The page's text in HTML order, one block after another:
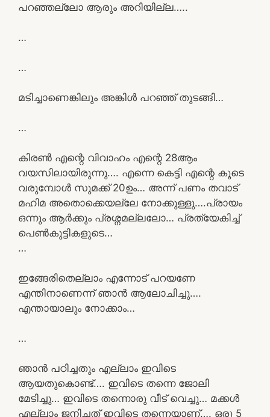
പറഞ്ഞല്ലോ ആരും അറിയില്ല…..
…
…
മടിച്ചാണെങ്കിലും അങ്കിൾ പറഞ്ഞ് തുടങ്ങി…
…
കിരൺ എന്റെ വിവാഹം എന്റെ 28ആം
വയസിലായിരുന്നു…. എന്നെ കെട്ടി എന്റെ കൂടെ
വരുമ്പോൾ സുമക്ക് 20ഉം… അന്ന് പണം തവാട്
മഹിമ അതൊക്കെയല്ലേ നോക്കുള്ളു….പ്രായം
ഒന്നും ആർക്കും പ്രശ്നമല്ലലോ… പ്രത്യേകിച്ച്
പെൺകുട്ടികളുടെ…
…
ഇങ്ങേരിതെല്ലാം എന്നോട് പറയണേ
എന്തിനാണെന്ന് ഞാൻ ആലോചിച്ചു….
എന്തായാലും നോക്കാം…
…
ഞാൻ പഠിച്ചതും എല്ലാം ഇവിടെ
ആയതുകൊണ്ട്…. ഇവിടെ തന്നെ ജോലി
മേടിച്ചു… ഇവിടെ തന്നൊരു വീട് വെച്ചു… മക്കൾ
എല്ലാം ജനിച്ചത് ഇവിടെ തന്നെയാണ്…. ഒരു 5